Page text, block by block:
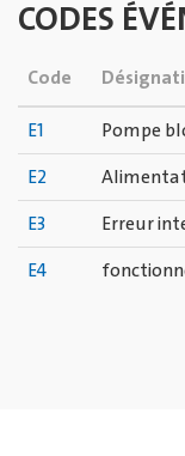
CODES
Code
E1 Pompe
E2
E3 Erreur
E4